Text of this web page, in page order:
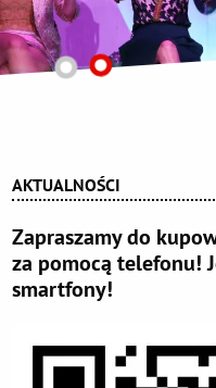
AKTUALNOŚCI
Zapraszamy do
za pomocą telefonu!
smartfony!